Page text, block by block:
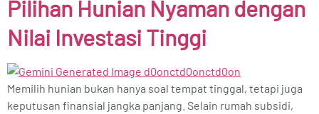
Pilihan Hunian Nyaman dengan
Nilai Investasi Tinggi
Memilih hunian bukan hanya soal tempat tinggal, tetapi juga
keputusan finansial jangka panjang. Selain rumah subsidi,